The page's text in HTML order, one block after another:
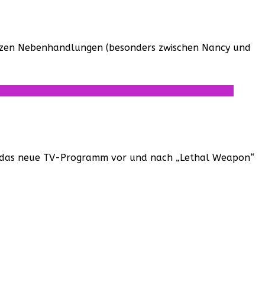
Nebenhandlungen (besonders zwischen Nancy und
neue TV-Programm vor und nach „Lethal Weapon“